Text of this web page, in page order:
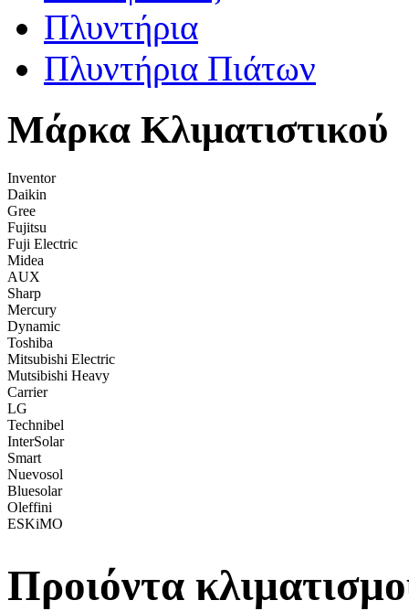
Πλυντήρια
Πλυντήρια Πιάτων
Μάρκα Κλιματιστικού
Inventor
Daikin
Gree
Fujitsu
Fuji Electric
Midea
AUX
Sharp
Mercury
Dynamic
Toshiba
Mitsubishi Electric
Mutsibishi Heavy
Carrier
LG
Technibel
InterSolar
Smart
Nuevosol
Bluesolar
Oleffini
ESKiMO
Προιόντα